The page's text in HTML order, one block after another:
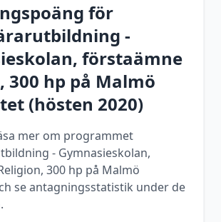
för
-
förstaämne
300 hp på Malmö
(hösten 2020)
mer om programmet
- Gymnasieskolan,
300 hp på Malmö
se antagningsstatistik under de